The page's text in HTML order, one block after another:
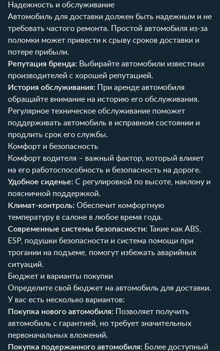
Надежность и обслуживание
Автомобиль для доставки должен быть надежным и не
требовать частого ремонта. Простой автомобиля из-за
поломки может привести к срыву сроков доставки и
потере прибыли.
Репутация бренда: Выбирайте автомобили известных
производителей с хорошей репутацией.
История обслуживания: При аренде автомобиля
обращайте внимание на историю его обслуживания.
Регулярное техническое обслуживание поможет
поддерживать автомобиль в исправном состоянии и
продлить срок его службы.
Комфорт и безопасность
Комфорт водителя – важный фактор, который влияет
на его работоспособность и безопасность на дороге.
Удобное сиденье: С регулировкой по высоте, наклону и
поясничной поддержкой.
Климат-контроль: Обеспечит комфортную
температуру в салоне в любое время года.
Современные системы безопасности: Такие как ABS,
ESP, подушки безопасности и система помощи при
трогании на подъеме, помогут избежать аварийных
ситуаций.
Бюджет и варианты покупки
Определите свой бюджет на автомобиль для доставки.
У вас есть несколько вариантов:
Покупка нового автомобиля: Позволяет получить
автомобиль с гарантией, но требует значительных
первоначальных вложений.
Покупка подержанного автомобиля: Более доступный